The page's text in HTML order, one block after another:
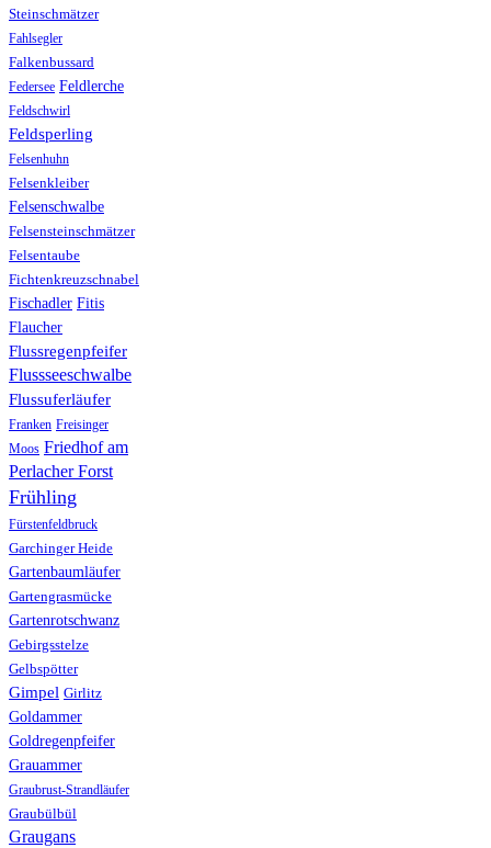
Steinschmätzer
Fahlsegler
Falkenbussard
Federsee Feldlerche
Feldschwirl
Feldsperling
Felsenhuhn
Felsenkleiber
Felsenschwalbe
Felsensteinschmätzer
Felsentaube
Fichtenkreuzschnabel
Fischadler Fitis
Flaucher
Flussregenpfeifer
Flussseeschwalbe
Flussuferläufer
Franken Freisinger
Moos Friedhof am
Perlacher Forst
Frühling
Fürstenfeldbruck
Garchinger Heide
Gartenbaumläufer
Gartengrasmücke
Gartenrotschwanz
Gebirgsstelze
Gelbspötter
Gimpel Girlitz
Goldammer
Goldregenpfeifer
Grauammer
Graubrust-Strandläufer
Graubülbül
Graugans